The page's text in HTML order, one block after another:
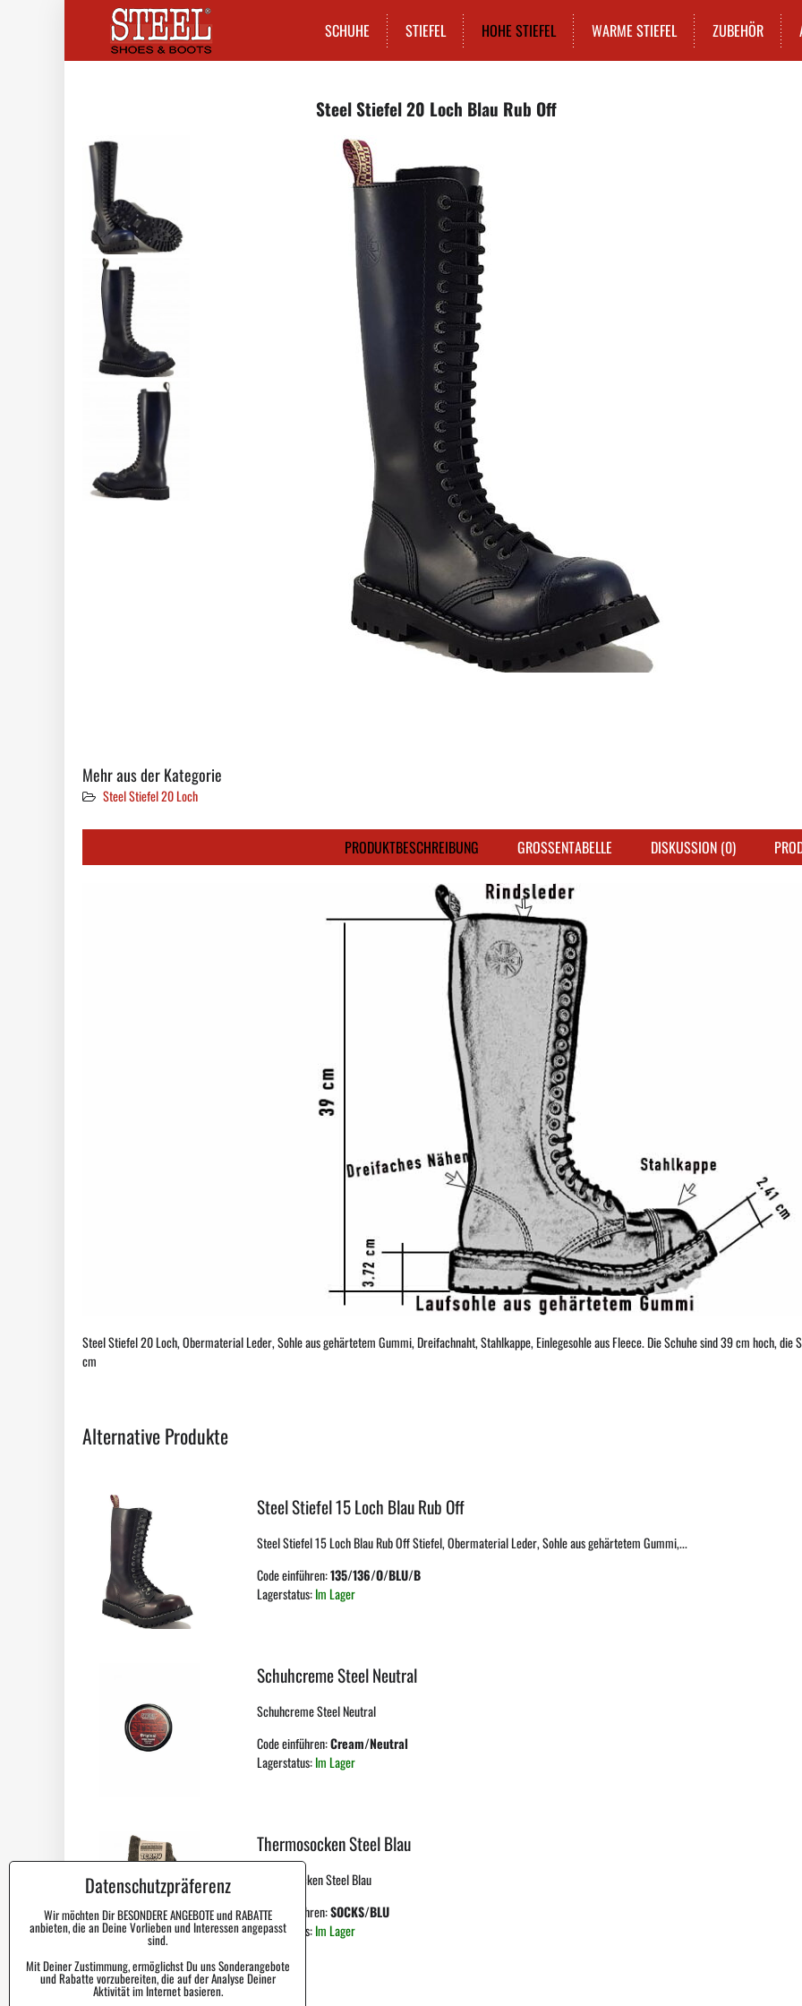
SCHUHE STIEFEL HOHE STIEFEL WARME STIEFEL ZUBEHÖR
Steel Stiefel 20 Loch Blau Rub Off
Mehr aus der Kategorie
Steel Stiefel 20 Loch
PRODUKTBESCHREIBUNG GROSSENTABELLE DISKUSSION (0)
Steel Stiefel 20 Loch, Obermaterial Leder, Sohle aus gehärtetem Gummi, Dreifachnaht, Stahlkappe, Einlegesohle aus Fleece. Die Schuhe sind 39 cm hoch,
cm
Alternative Produkte
Steel Stiefel 15 Loch Blau Rub Off
Steel Stiefel 15 Loch Blau Rub Off Stiefel, Obermaterial Leder, Sohle aus gehärtetem Gummi,...
Code einführen:135/136/O/BLU/B
Lagerstatus:Im Lager
Schuhcreme Steel Neutral
Schuhcreme Steel Neutral
Code einführen:Cream/Neutral
Lagerstatus:Im Lager
Thermosocken Steel Blau
Thermosocken Steel Blau
Code einführen:SOCKS/BLU
Lagerstatus:Im Lager
Datenschutzpräferenz
Wir möchten Dir BESONDERE ANGEBOTE und RABATTE
anbieten, die an Deine Vorlieben und Interessen angepasst
sind.
Mit Deiner Zustimmung, ermöglichst Du uns Sonderangebote
und Rabatte vorzubereiten, die auf der Analyse Deiner
Aktivität im Internet basieren.